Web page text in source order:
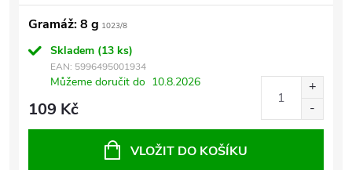
Gramáž: 8 g 1023/8
Skladem (13 ks)
EAN: 5996495001934
Můžeme doručit do 10.8.2026
109 Kč
VLOŽIT DO KOŠÍKU